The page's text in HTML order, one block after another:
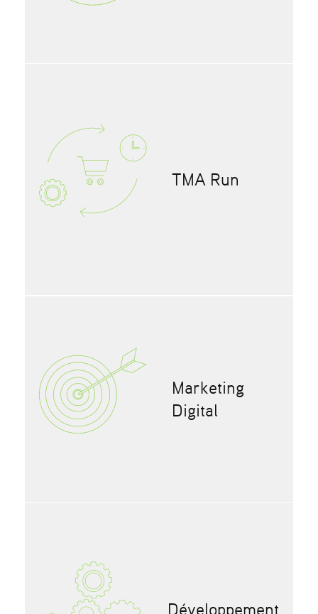
TMA Run
Marketing
Digital
Développement